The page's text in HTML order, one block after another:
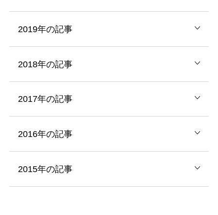
2019年の記事
2018年の記事
2017年の記事
2016年の記事
2015年の記事